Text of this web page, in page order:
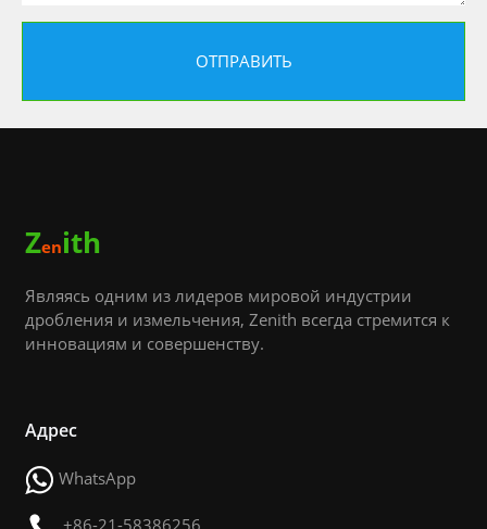
Zenith
Являясь одним из лидеров мировой индустрии
дробления и измельчения, Zenith всегда стремится к
инновациям и совершенству.
Адрес
WhatsApp
+86-21-58386256